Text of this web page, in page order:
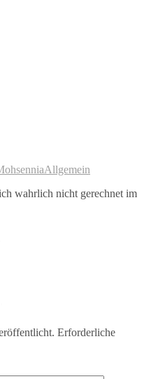
Allgemein
wahrlich nicht gerechnet im
Erforderliche